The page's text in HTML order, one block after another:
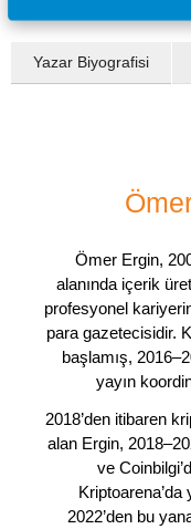
Yazar Biyografisi
Ömer Ergin,
alanında içerik
profesyonel
para gazetecisidir.
başlamış,
yayın
2018’den itibaren
alan Ergin,
ve
Kriptoarena’da
2022’den bu